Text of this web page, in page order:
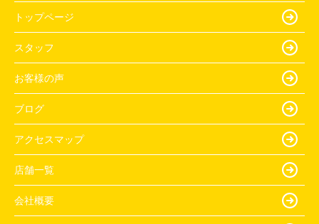
トップページ
スタッフ
お客様の声
ブログ
アクセスマップ
店舗一覧
会社概要